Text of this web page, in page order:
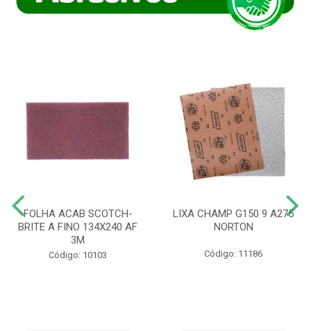
FOLHA ACAB SCOTCH-
BRITE A FINO 134X240 AF
3M
Código: 10103
LIXA CHAMP G150 9 A275
NORTON
Código: 11186